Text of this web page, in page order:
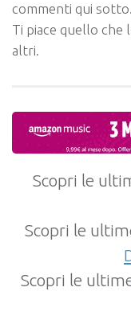
commenti qui sotto.
Ti piace quello che
altri.
Scopri le
Scopri le
Scopri le